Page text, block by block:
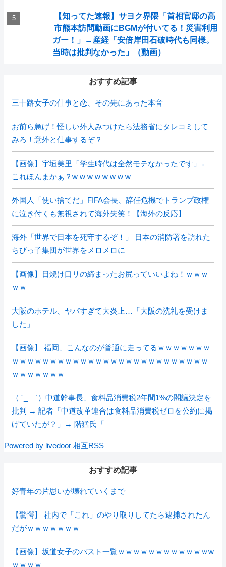
【知ってた速報】サヨク界隈「首相官邸の高
市熊本訪問動画にBGMが付いてる！災害利用
ガー！」→産経「安倍岸田石破時代も同様。
当時は批判なかった」（動画）
おすすめ記事
三十路女子の仕事と恋、その先にあった本音
お前ら急げ！怪しい外人みつけたら法務省にタレコミして
みろ！意外と仕事するぞ？
【画像】宇垣美里「学生時代は全然モテなかったです」←
これほんまかぁ？w w w w w w w w
外国人「使い捨てだ」FIFA会長、辞任危機でトランプ政権
に泣き付くも無視されて海外失笑！【海外の反応】
海外「世界で日本を死守するぞ！」 日本の消防署を訪れた
ちびっ子集団が世界をメロメロに
【画像】日焼け口リの締まったお尻っていいよね！ｗｗｗ
ｗｗ
大阪のホテル、ヤバすぎて大炎上…「大阪の洗礼を受けま
した」
【画像】 福岡、こんなのが普通に走ってるｗｗｗｗｗｗｗ
ｗｗｗｗｗｗｗｗｗｗｗｗｗｗｗｗｗｗｗｗｗｗｗｗｗｗ
ｗｗｗｗｗｗｗ
（ ´_ゝ`）中道幹事長、食料品消費税2年間1%の閣議決定を
批判 → 記者「中道改革連合は食料品消費税ゼロを公約に掲
げていたが？」→ 階猛氏「
Powered by livedoor 相互RSS
おすすめ記事
好青年の片思いが壊れていくまで
【驚愕】 社内で「これ」のやり取りしてたら逮捕されたん
だがｗｗｗｗｗｗｗ
【画像】坂道女子のバスト一覧ｗｗｗｗｗｗｗｗｗｗｗｗw
ｗｗｗｗ